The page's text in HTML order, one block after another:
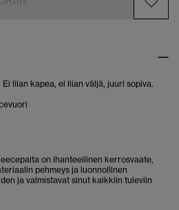
liian kapea, ei liian väljä, juuri sopiva.
on ihanteellinen kerrosvaate,
pehmeys ja luonnollinen
ja valmistavat sinut kaikkiin tuleviin